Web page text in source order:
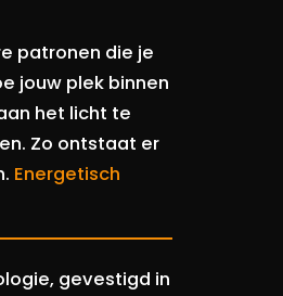
patronen die je
jouw plek binnen
het licht te
Zo ontstaat er
Energetisch
gevestigd in